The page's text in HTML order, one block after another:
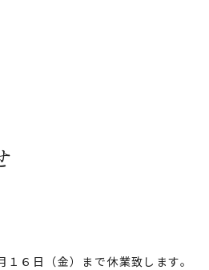
６日（金）まで休業致します。